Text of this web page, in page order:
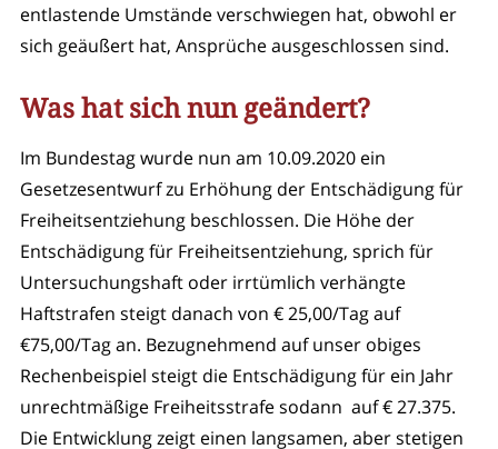
entlastende Umstände verschwiegen hat, obwohl er
sich geäußert hat, Ansprüche ausgeschlossen sind.
Was hat sich nun geändert?
Im Bundestag wurde nun am 10.09.2020 ein
Gesetzesentwurf zu Erhöhung der Entschädigung für
Freiheitsentziehung beschlossen. Die Höhe der
Entschädigung für Freiheitsentziehung, sprich für
Untersuchungshaft oder irrtümlich verhängte
Haftstrafen steigt danach von € 25,00/Tag auf
€75,00/Tag an. Bezugnehmend auf unser obiges
Rechenbeispiel steigt die Entschädigung für ein Jahr
unrechtmäßige Freiheitsstrafe sodann auf € 27.375.
Die Entwicklung zeigt einen langsamen, aber stetigen